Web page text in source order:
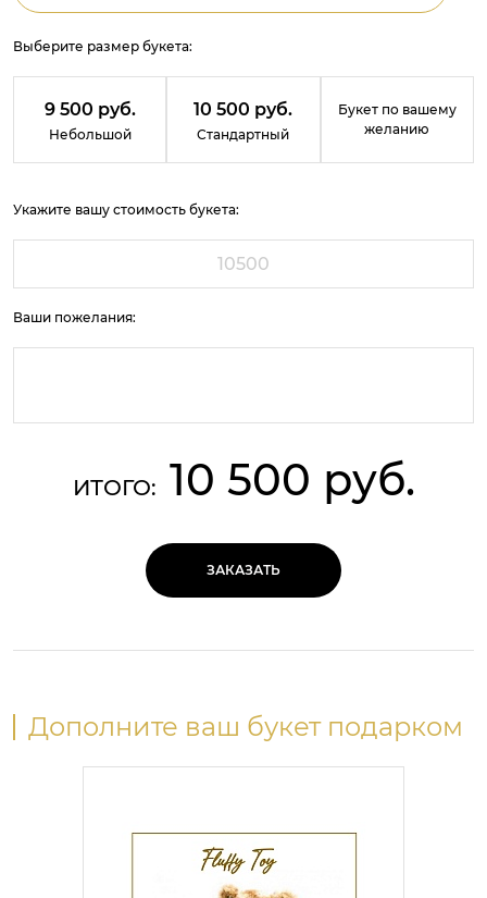
Выберите размер букета:
9 500 руб.
Небольшой
10 500 руб.
Стандартный
Букет по вашему
желанию
Укажите вашу стоимость букета:
Ваши пожелания:
ИТОГО: 10 500 руб.
ЗАКАЗАТЬ
Дополните ваш букет подарком